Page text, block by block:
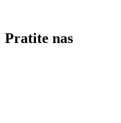
Pratite nas